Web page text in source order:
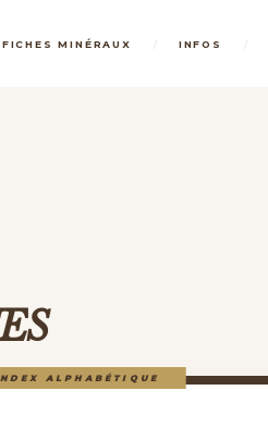
FICHES MINÉRAUX / INFOS /
ALPHABÉTIQUE